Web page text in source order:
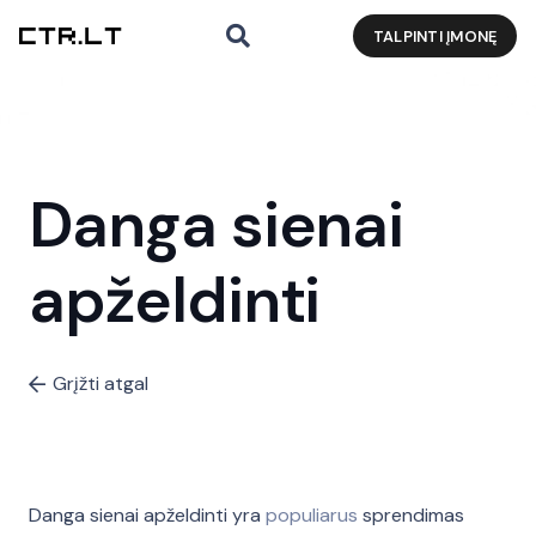
TALPINTI ĮMONĘ
Danga sienai
apželdinti
Grįžti atgal
Danga sienai apželdinti yra populiarus sprendimas